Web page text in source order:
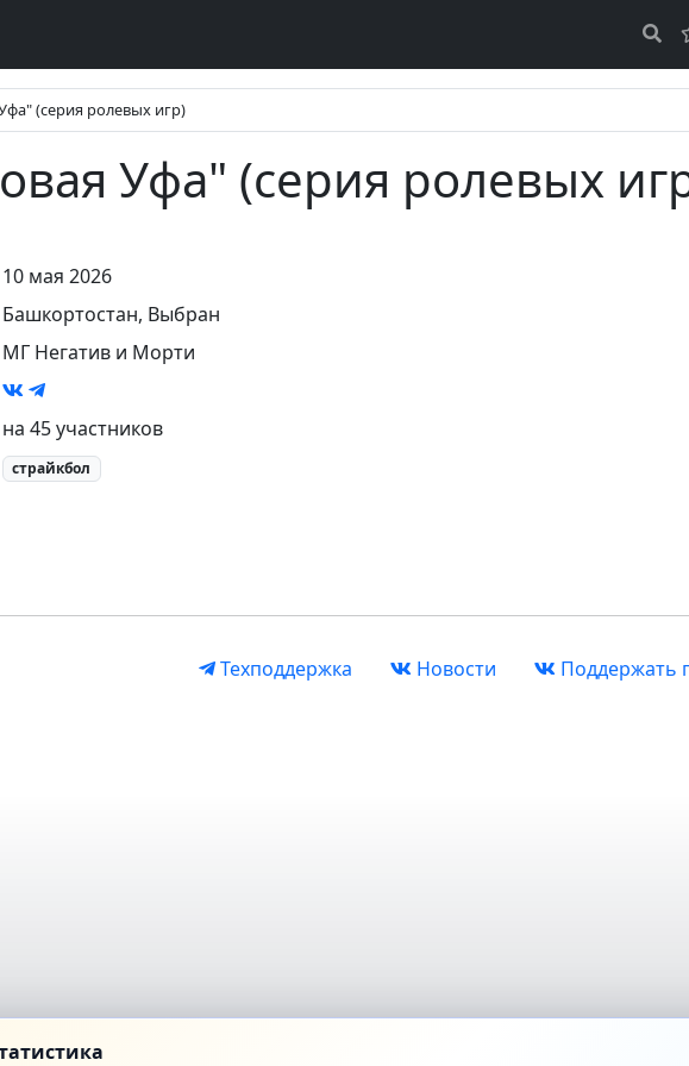
(серия ролевых игр)
Уфа" (серия ролевых
10 мая 2026
Башкортостан, Выбран
МГ Негатив и Морти
на 45 участников
страйкбол
Техподдержка Новости Поддержать